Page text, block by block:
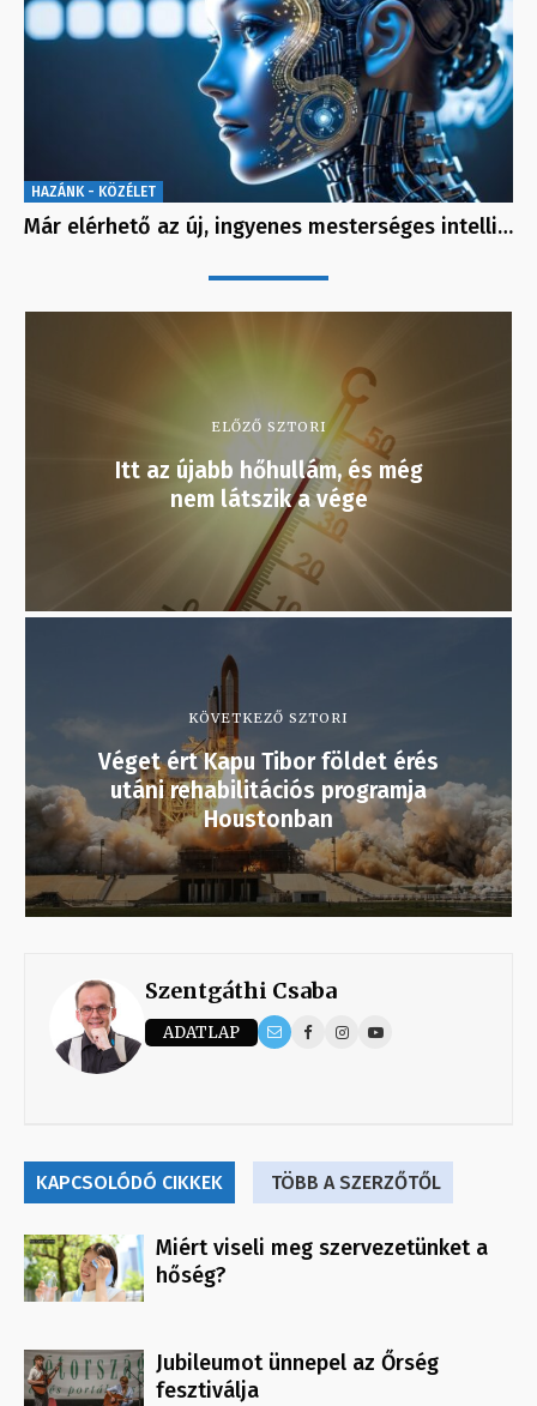
HAZÁNK - KÖZÉLET
Már elérhető az új, ingyenes mesterséges intelli…
ELŐZŐ SZTORI
Itt az újabb hőhullám, és még
nem látszik a vége
KÖVETKEZŐ SZTORI
Véget ért Kapu Tibor földet érés
utáni rehabilitációs programja
Houstonban
Szentgáthi Csaba
ADATLAP
KAPCSOLÓDÓ CIKKEK TÖBB A SZERZŐTŐL
Miért viseli meg szervezetünket a
hőség?
Jubileumot ünnepel az Őrség
fesztiválja